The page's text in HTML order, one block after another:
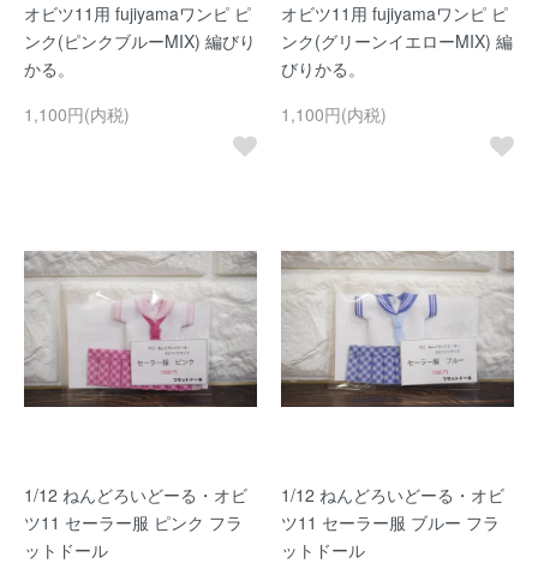
オビツ11用 fujiyamaワンピ ピ
ンク(ピンクブルーMIX) 編びり
かる。
1,100円(内税)
オビツ11用 fujiyamaワンピ ピ
ンク(グリーンイエローMIX) 編
びりかる。
1,100円(内税)
1/12 ねんどろいどーる・オビ
ツ11 セーラー服 ピンク フラ
ットドール
1/12 ねんどろいどーる・オビ
ツ11 セーラー服 ブルー フラ
ットドール